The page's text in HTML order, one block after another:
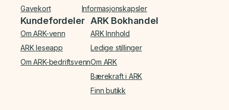
Gavekort
Informasjonskapsler
Kundefordeler
Om ARK-venn
ARK leseapp
Om ARK-bedriftsvenn
ARK Bokhandel
ARK Innhold
Ledige stillinger
Om ARK
Bærekraft i ARK
Finn butikk